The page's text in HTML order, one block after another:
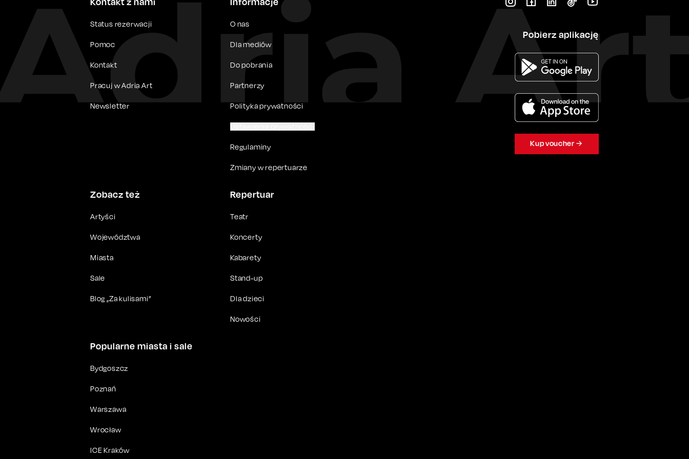
Status rezerwacji
Pomoc
Kontakt
Pracuj w Adria Art
Newsletter
O nas
Dla mediów
Do pobrania
Partnerzy
Polityka prywatności
Regulaminy
Zmiany w repertuarze
Zobacz też
Artyści
Województwa
Miasta
Sale
Blog „Za kulisami”
Repertuar
Teatr
Koncerty
Kabarety
Stand-up
Dla dzieci
Nowości
Popularne miasta i sale
Bydgoszcz
Poznań
Warszawa
Wrocław
ICE Kraków
Pobierz aplikację
Kup voucher